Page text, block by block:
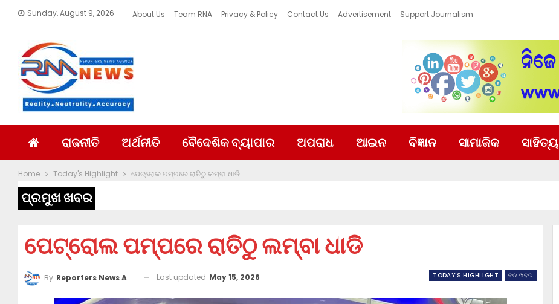
Sunday, August 9, 2026 About Us Team RNA Privacy & Policy Contact Us Advertisement Support Journalism
ରାଜନୀତି ଅର୍ଥନୀତି ବୈଦେଶିକ ବ୍ୟାପାର ଅପରାଧ ଆଇନ ବିଜ୍ଞାନ ସାମାଜିକ ସାହିତ୍ୟ
Home Today's Highlight ପେଟ୍ରୋଲ ପମ୍ପରେ ରାତିଠୁ ଲମ୍ବା ଧାଡି
ପ୍ରମୁଖ ଖବର
ପେଟ୍ରୋଲ ପମ୍ପରେ ରାତିଠୁ ଲମ୍ବା ଧାଡି
TODAY'S HIGHLIGHT ବଡ ଖବର
By Reporters News Agency Last updated May 15, 2026